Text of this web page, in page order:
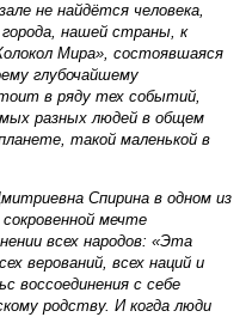
не найдётся человека,
нашей страны, к
Мира», состоявшаяся
глубочайшему
в ряду тех событий,
разных людей в общем
такой маленькой в
Спирина в одном из
мечте
всех народов: «Эта
верований, всех наций и
воссоединения с себе
родству. И когда люди